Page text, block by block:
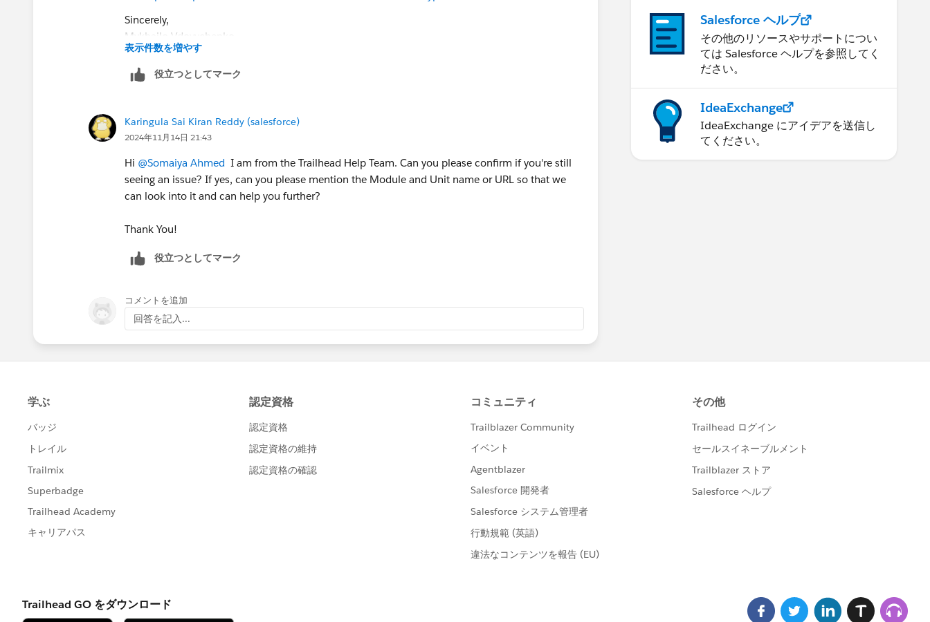
Sincerely,
Mykhailo Vdovychenko
Bringing Cloud Excellence with
表示件数を増やす
役立つとしてマーク
Karingula Sai Kiran Reddy (salesforce)
2024年11月14日 21:43
Hi @Somaiya Ahmed I am from the Trailhead Help Team. Can you please confirm if you're still
seeing an issue? If yes, can you please mention the Module and Unit name or URL so that we
can look into it and can help you further?
Thank You!
役立つとしてマーク
コメントを追加
回答を記入...
Salesforce ヘルプ
その他のリソースやサポートについ
ては Salesforce ヘルプを参照してく
ださい。
IdeaExchange
IdeaExchange にアイデアを送信し
てください。